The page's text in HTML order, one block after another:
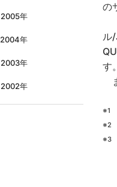
2005年
2004年
2003年
2002年
の
ル/
す
※1
※2
※3